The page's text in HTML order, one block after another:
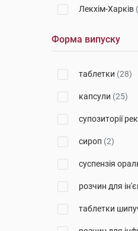
Лекхім-Харків
Бафна
Джелтек
ЮС Фармація
Рекітт
Форма випуску
таблетки (28)
капсули (25)
супозиторії
сироп (2)
суспензія
розчин для
таблетки